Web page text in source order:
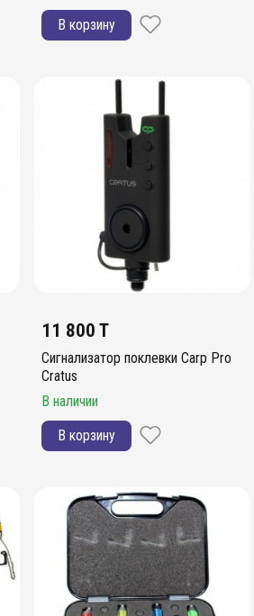
В корзину
11 800 T
Сигнализатор поклевки Carp Pro
Cratus
В наличии
В корзину